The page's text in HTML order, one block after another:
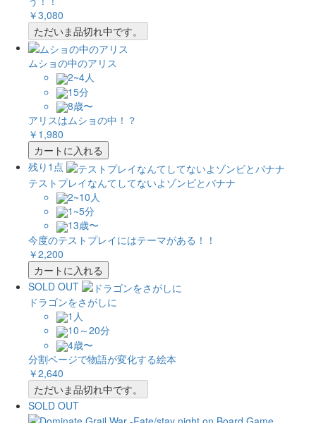
￥3,080
ただいま品切れ中です。
ムショの中のアリス
2~4人
15分
8歳〜
アリスはムショの中！？
￥1,980
カートに入れる
残り1点
テストプレイなんてしてないよゾンビとバナナ
2~10人
1~5分
13歳〜
今度のテストプレイにはテーマがある！！
￥2,200
カートに入れる
SOLD OUT
ドラゴンをさがしに
1人
10～20分
4歳〜
分割ページで物語が変化する絵本
￥2,640
ただいま品切れ中です。
SOLD OUT